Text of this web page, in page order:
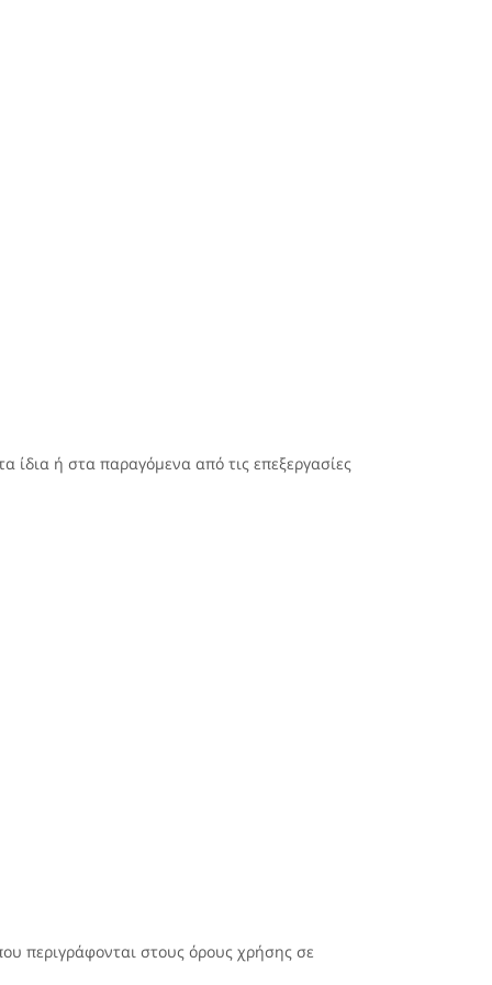
ίδια ή στα παραγόμενα από τις επεξεργασίες
περιγράφονται στους όρους χρήσης σε